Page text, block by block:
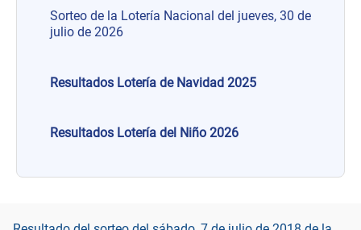
Sorteo de la Lotería Nacional del jueves, 30 de
julio de 2026
Resultados Lotería de Navidad 2025
Resultados Lotería del Niño 2026